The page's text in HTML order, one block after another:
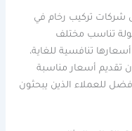
شركات تركيب رخام في
تناسب مختلف
تنافسية للغاية،
تقديم أسعار مناسبة
للعملاء الذين يبحثون